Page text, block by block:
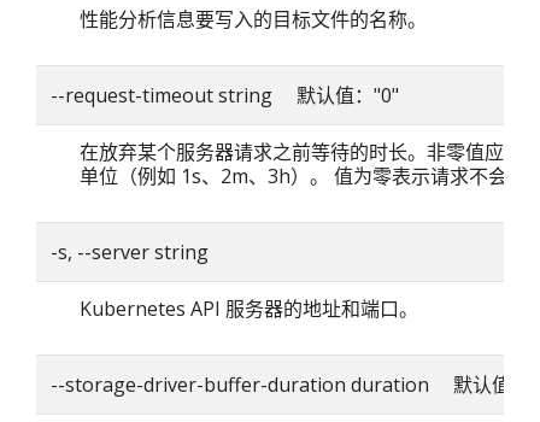
性能分析信息要写入的目标文件的名称。
--request-timeout string 默认值："0"
在放弃某个服务器请求之前等待的时长。非零值应包
单位（例如 1s、2m、3h）。 值为零表示请求不会超
-s, --server string
Kubernetes API 服务器的地址和端口。
--storage-driver-buffer-duration duration 默认值：